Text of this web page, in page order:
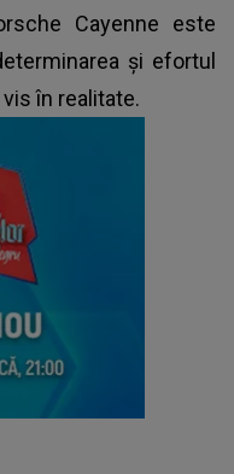
Cayenne este
și efortul
în realitate.